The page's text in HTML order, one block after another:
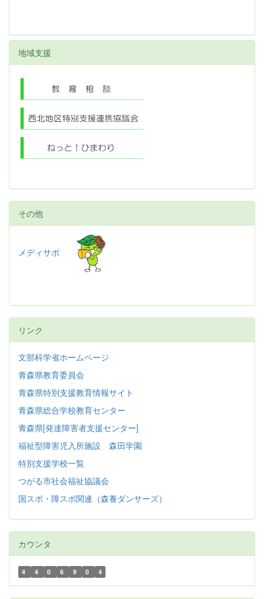
地域支援
その他
メディサポ
リンク
文部科学省ホームページ
青森県教育委員会
青森県特別支援教育情報サイト
青森県総合学校教育センター
青森県[発達障害者支援センター]
福祉型障害児入所施設 森田学園
特別支援学校一覧
つがる市社会福祉協議会
国スポ・障スポ関連（森養ダンサーズ）
カウンタ
4 4 0 6 9 0 4